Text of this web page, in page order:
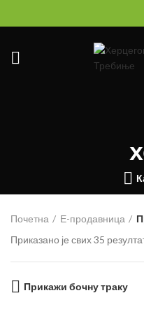
Почетна Е-продавница
Приказано је свих 35
Прикажи бочну траку